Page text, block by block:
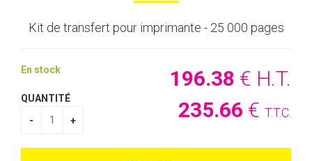
Kit de transfert pour imprimante - 25 000 pages
196.38 € H.T.
235.66 € T.T.C.
En stock
QUANTITÉ